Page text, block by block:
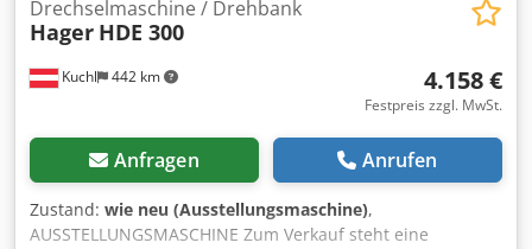
Kuchl 442 km
Drechselmaschine / Drehbank
Hager HDE 300
4.158 €
Festpreis zzgl. MwSt.
Anfragen Anrufen
Zustand: wie neu (Ausstellungsmaschine),
AUSSTELLUNGSMASCHINE Zum Verkauf steht eine